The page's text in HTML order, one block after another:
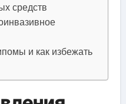
средств
и как избежать